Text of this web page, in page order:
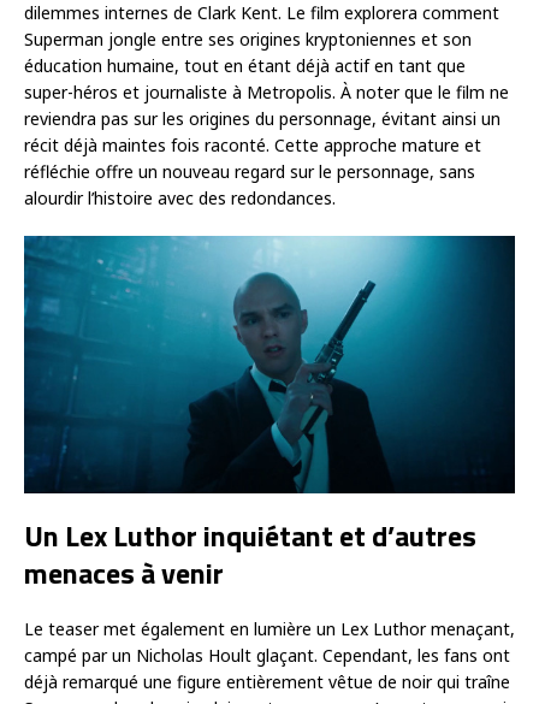
dilemmes internes de Clark Kent. Le film explorera comment
Superman jongle entre ses origines kryptoniennes et son
éducation humaine, tout en étant déjà actif en tant que
super-héros et journaliste à Metropolis. À noter que le film ne
reviendra pas sur les origines du personnage, évitant ainsi un
récit déjà maintes fois raconté. Cette approche mature et
réfléchie offre un nouveau regard sur le personnage, sans
alourdir l’histoire avec des redondances.
Un Lex Luthor inquiétant et d’autres
menaces à venir
Le teaser met également en lumière un Lex Luthor menaçant,
campé par un Nicholas Hoult glaçant. Cependant, les fans ont
déjà remarqué une figure entièrement vêtue de noir qui traîne